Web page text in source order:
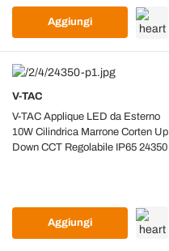
Aggiungi
V-TAC
V-TAC Applique LED da Esterno
10W Cilindrica Marrone Corten Up
Down CCT Regolabile IP65 24350
Aggiungi